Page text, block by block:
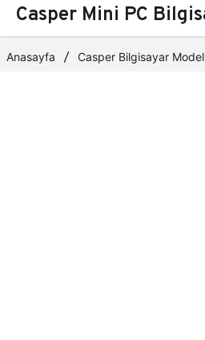
Casper Mini PC
Anasayfa Casper Bilgisayar